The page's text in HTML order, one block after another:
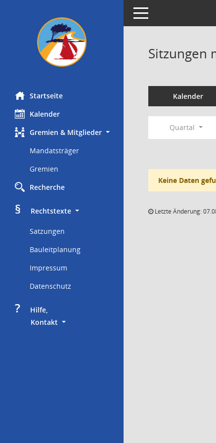
Startseite
Kalender
Gremien & Mitglieder
Mandatsträger
Gremien
Recherche
§
     Rechtstexte
Satzungen
Bauleitplanung
Impressum
Datenschutz
?
     Hilfe,
Kontakt
Toggle navigation
Sitzungen
Kalender
Quartal
Keine Daten
Letzte Änderung: